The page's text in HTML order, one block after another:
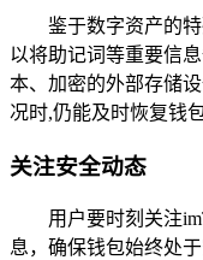
鉴于数字资产的
以将助记词等重要信
本、加密的外部存储
况时,仍能及时恢复钱包
关注安全动态
用户要时刻关注
息，确保钱包始终处